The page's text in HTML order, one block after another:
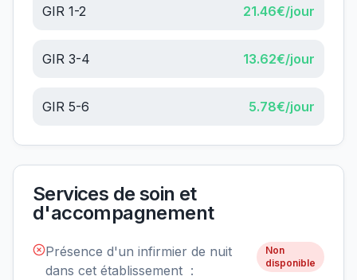
GIR 1-2 21.46€/jour
GIR 3-4 13.62€/jour
GIR 5-6 5.78€/jour
Services de soin et
d'accompagnement
Présence d'un infirmier de nuit
dans cet établissement :
Non
disponible